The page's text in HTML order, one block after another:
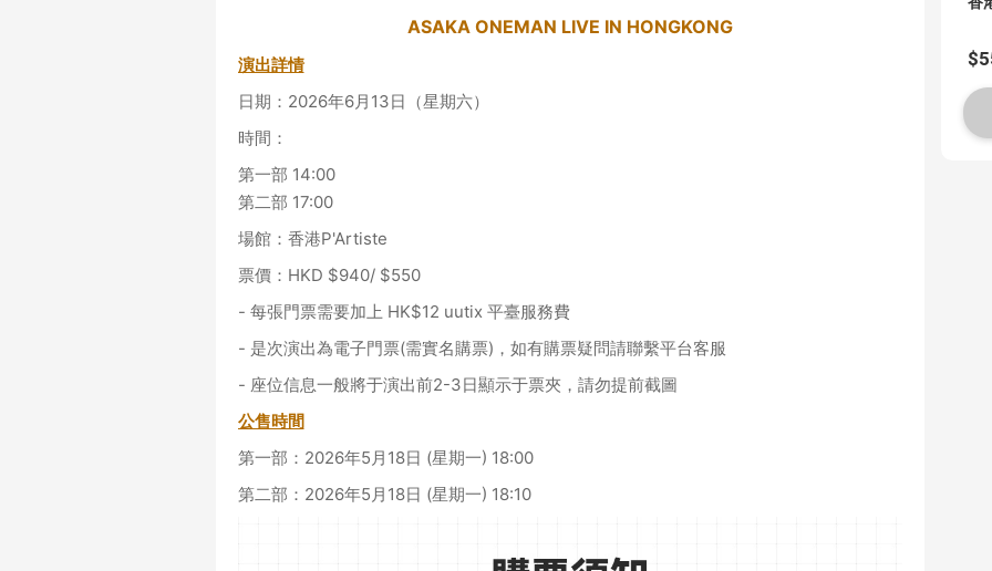
ASAKA ONEMAN LIVE IN HONGKONG
演出詳情
日期：2026年6月13日（星期六）
時間：
第一部 14:00
第二部 17:00
場館：香港P'Artiste
票價：HKD $940/ $550
- 每張門票需要加上 HK$12 uutix 平臺服務費
- 是次演出為電子門票(需實名購票)，如有購票疑問請聯繫平台客服
- 座位信息一般將于演出前2-3日顯示于票夾，請勿提前截圖
公售時間
第一部：2026年5月18日 (星期一) 18:00
第二部：2026年5月18日 (星期一) 18:10